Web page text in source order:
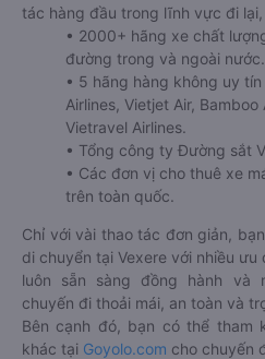
tác hàng đầu trong lĩnh vực đi
• 2000+ hãng xe chất
đường trong và ngoài nước.
• 5 hãng hàng không uy
Airlines, Vietjet Air,
Vietravel Airlines.
• Tổng công ty Đường sắt
• Các đơn vị cho thuê xe
trên toàn quốc.
Chỉ với vài thao tác đơn giản,
di chuyển tại Vexere với nhiều
luôn sẵn sàng đồng hành và
chuyến đi thoải mái, an toàn và
Bên cạnh đó, bạn có thể tham
khác tại Goyolo.com cho chuyến